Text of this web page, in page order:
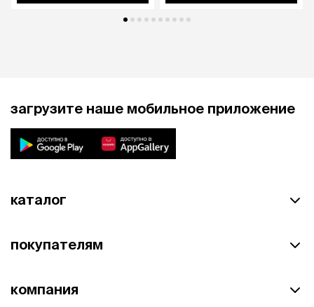
загрузите наше мобильное приложение
каталог
покупателям
компания